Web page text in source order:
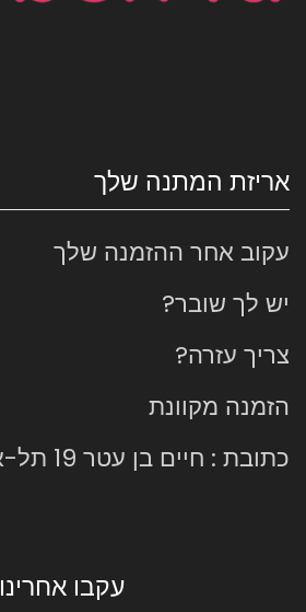
אריזת המתנה שלך
עקוב אחר ההזמנה שלך
יש לך שובר?
צריך עזרה?
הזמנה מקוונת
כתובת : חיים בן עטר 19 תל-אביב
עקבו אחרינו